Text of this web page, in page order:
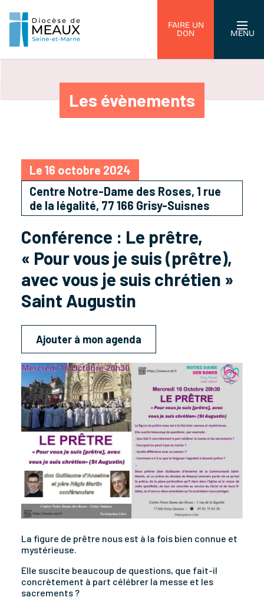
FAIRE UN
DON
MENU
Les évènements
Le 16 octobre 2024
Centre Notre-Dame des Roses, 1 rue
de la légalité, 77 166 Grisy-Suisnes
Conférence : Le prêtre,
« Pour vous je suis (prêtre),
avec vous je suis chrétien »
Saint Augustin
Ajouter à mon agenda
La figure de prêtre nous est à la fois bien connue et
mystérieuse.
Elle suscite beaucoup de questions, que fait-il
concrètement à part célébrer la messe et les
sacrements ?